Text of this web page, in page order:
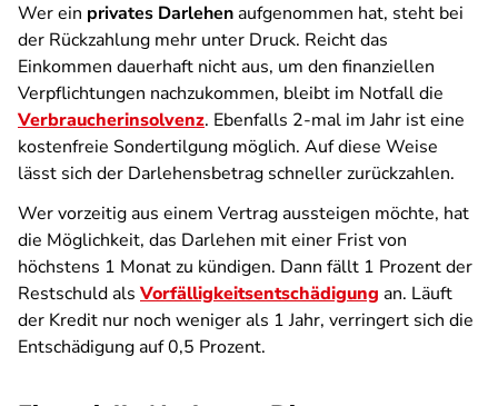
Wer ein privates Darlehenaufgenommen hat, steht bei
der Rückzahlung mehr unter Druck. Reicht das
Einkommen dauerhaft nicht aus, um den finanziellen
Verpflichtungen nachzukommen, bleibt im Notfall die
Verbraucherinsolvenz. Ebenfalls 2-mal im Jahr ist eine
kostenfreie Sondertilgung möglich. Auf diese Weise
lässt sich der Darlehensbetrag schneller zurückzahlen.
Wer vorzeitig aus einem Vertrag aussteigen möchte, hat
die Möglichkeit, das Darlehen mit einer Frist von
höchstens 1 Monat zu kündigen. Dann fällt 1 Prozent der
Restschuld als Vorfälligkeitsentschädigung an. Läuft
der Kredit nur noch weniger als 1 Jahr, verringert sich die
Entschädigung auf 0,5 Prozent.